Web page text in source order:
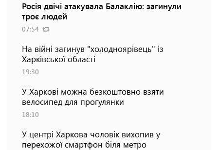
Росія двічі атакувала Балаклію: загинули
троє людей
07:54
На війні загинув "холодноярівець" із
Харківської області
19:30
У Харкові можна безкоштовно взяти
велосипед для прогулянки
18:10
У центрі Харкова чоловік вихопив у
перехожої смартфон біля метро